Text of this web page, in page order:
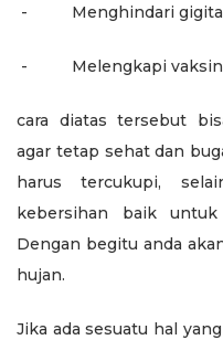
- Menghindari
- Melengkapi
cara diatas tersebut
agar tetap sehat dan
harus tercukupi,
kebersihan baik
Dengan begitu anda
hujan.
Jika ada sesuatu hal